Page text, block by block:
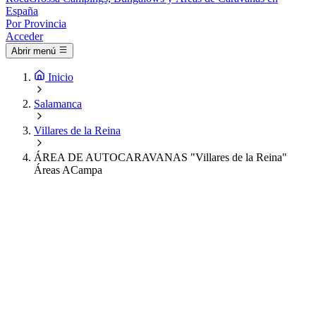
España
Por Provincia
Acceder
Abrir menú
Inicio
Salamanca
Villares de la Reina
ÁREA DE AUTOCARAVANAS "Villares de la Reina"
Áreas ACampa